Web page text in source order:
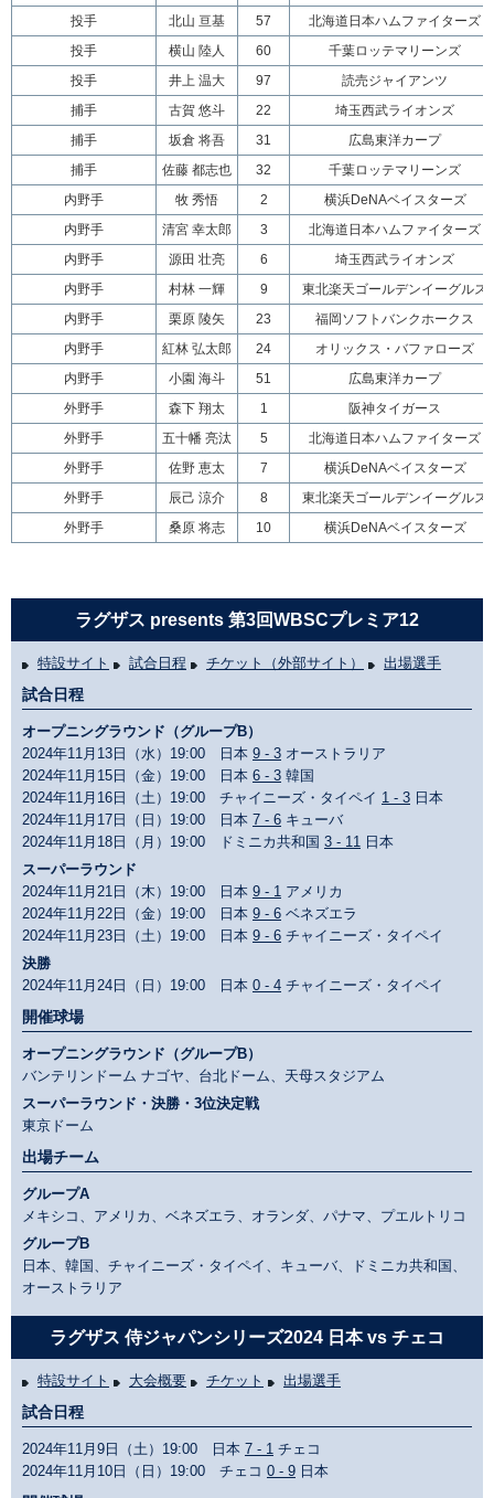
投手
北山 亘基 57
北海道日本ハムファイターズ
投手
横山 陸人 60
千葉ロッテマリーンズ
投手
井上 温大 97
読売ジャイアンツ
捕手
古賀 悠斗 22
埼玉西武ライオンズ
捕手
坂倉 将吾 31
広島東洋カープ
捕手
佐藤 都志也 32
千葉ロッテマリーンズ
内野手
牧 秀悟 2
横浜DeNAベイスターズ
内野手
清宮 幸太郎 3
北海道日本ハムファイターズ
内野手
源田 壮亮 6
埼玉西武ライオンズ
内野手
村林 一輝 9
東北楽天ゴールデンイーグルス
内野手
栗原 陵矢 23
福岡ソフトバンクホークス
内野手
紅林 弘太郎 24
オリックス・バファローズ
内野手
小園 海斗 51
広島東洋カープ
外野手
森下 翔太 1
阪神タイガース
外野手
五十幡 亮汰 5
北海道日本ハムファイターズ
外野手
佐野 恵太 7
横浜DeNAベイスターズ
外野手
辰己 涼介 8
東北楽天ゴールデンイーグルス
外野手
桑原 将志 10 横浜DeNAベイスターズ
ラグザス presents 第3回WBSCプレミア12
特設サイト 試合日程 チケット（外部サイト） 出場選手
試合日程
オープニングラウンド（グループB）
2024年11月13日（水）19:00 日本 9 - 3 オーストラリア
2024年11月15日（金）19:00 日本 6 - 3 韓国
2024年11月16日（土）19:00 チャイニーズ・タイペイ 1 - 3 日本
2024年11月17日（日）19:00 日本 7 - 6 キューバ
2024年11月18日（月）19:00 ドミニカ共和国 3 - 11 日本
スーパーラウンド
2024年11月21日（木）19:00 日本 9 - 1 アメリカ
2024年11月22日（金）19:00 日本 9 - 6 ベネズエラ
2024年11月23日（土）19:00 日本 9 - 6 チャイニーズ・タイペイ
決勝
2024年11月24日（日）19:00 日本 0 - 4 チャイニーズ・タイペイ
開催球場
オープニングラウンド（グループB）
バンテリンドーム ナゴヤ、台北ドーム、天母スタジアム
スーパーラウンド・決勝・3位決定戦
東京ドーム
出場チーム
グループA
メキシコ、アメリカ、ベネズエラ、オランダ、パナマ、プエルトリコ
グループB
日本、韓国、チャイニーズ・タイペイ、キューバ、ドミニカ共和国、
オーストラリア
ラグザス 侍ジャパンシリーズ2024 日本 vs チェコ
特設サイト 大会概要 チケット 出場選手
試合日程
2024年11月9日（土）19:00 日本 7 - 1 チェコ
2024年11月10日（日）19:00 チェコ 0 - 9 日本